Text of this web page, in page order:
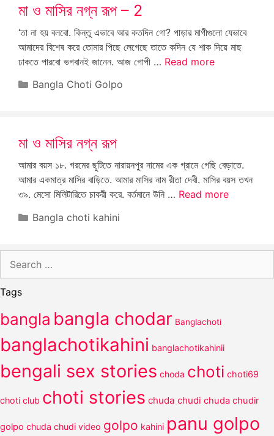
মা ও মাসির নগ্ন রূপ – 2
‘তা না হয় বলবো. কিন্তু এভাবে আর কতদিন গো? পাড়ার মাগীগুলো যেভাবে
আমাদের বিশেষ করে তোমার পিছে লেগেছে তাতে কদিন যে শাক দিয়ে মাছ
ঢাকতে পারবো ভগবানই জানেন. আজ গোপী … Read more
Categories
Bangla Choti Golpo
মা ও মাসির নগ্ন রূপ
আমার বয়স ১৮. গরমের ছুটিতে নারায়নপুর নামের এক গ্রামে গেছি বেড়াতে.
আমার একমাত্র মাসির বাড়িতে. আমার মাসির নাম রীতা দেবী. মাসির বয়স তখন
৩৯. মেসো মিলিটারিতে চাকরী করে. বর্তমানে উনি … Read more
Categories
Bangla choti kahini
for:
Tags
bangla bangla chodar Banglachoti
banglachotikahini banglachotikahinii
bengali sex stories choda choti choti69
choti club choti stories chuda chudi chuda chudir
golpo chuda chudi video golpo kahini panu golpo